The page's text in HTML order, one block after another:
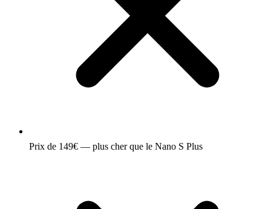
Prix de 149€ — plus cher que le Nano S Plus